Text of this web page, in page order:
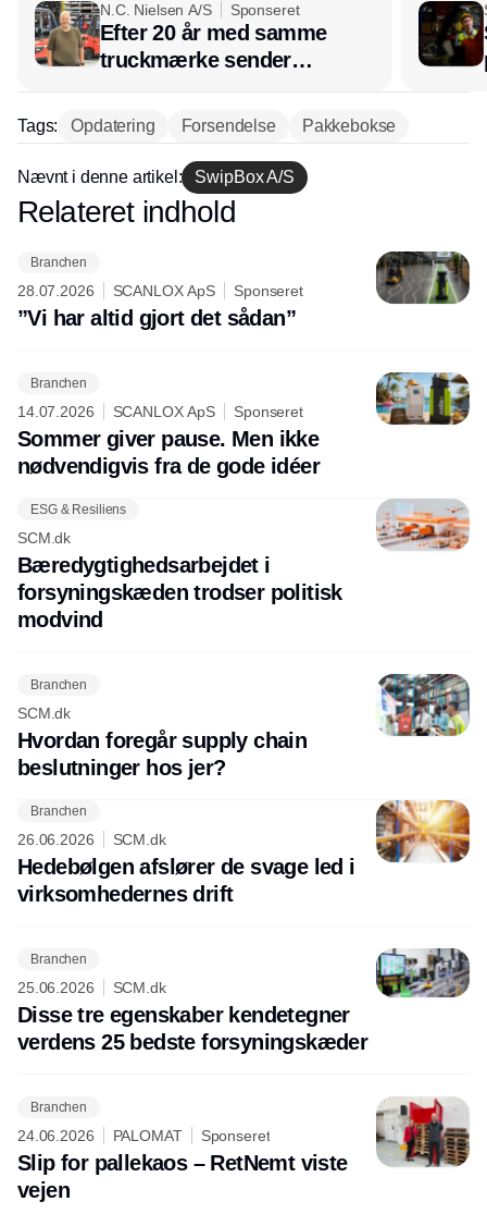
N.C. Nielsen A/S Sponseret
Efter 20 år med samme
truckmærke sender
lagerchef stafetten videre
hos INOX
Tags: Opdatering Forsendelse Pakkebokse
Nævnt i denne artikel: SwipBox A/S
Annonce
Relateret indhold
Branchen
28.07.2026 SCANLOX ApS Sponseret
”Vi har altid gjort det sådan”
Branchen
14.07.2026 SCANLOX ApS Sponseret
Sommer giver pause. Men ikke
nødvendigvis fra de gode idéer
ESG & Resiliens
SCM.dk
Bæredygtighedsarbejdet i
forsyningskæden trodser politisk
modvind
Branchen
SCM.dk
Hvordan foregår supply chain
beslutninger hos jer?
Branchen
26.06.2026 SCM.dk
Hedebølgen afslører de svage led i
virksomhedernes drift
Branchen
25.06.2026 SCM.dk
Disse tre egenskaber kendetegner
verdens 25 bedste forsyningskæder
Branchen
24.06.2026 PALOMAT Sponseret
Slip for pallekaos – RetNemt viste
vejen